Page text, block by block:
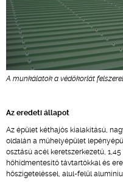
A munkálatok a védőkorlát
Az eredeti állapot
Az épület kéthajós kialakítású,
oldalán a műhelyépület
osztású acél keretszerkezetű,
hőhídmentesítő távtartókkal és
hőszigeteléssel, alul-felül